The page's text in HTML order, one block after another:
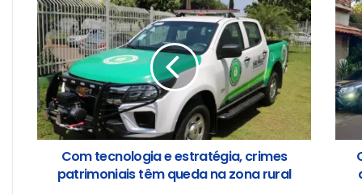
Com tecnologia e estratégia, crimes
patrimoniais têm queda na zona rural